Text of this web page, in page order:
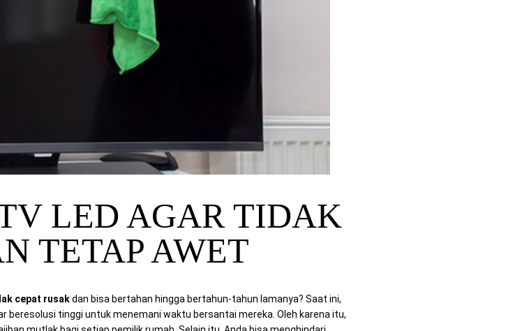
LED AGAR TIDAK
TETAP AWET
cepat rusakdan bisa bertahan hingga bertahun-tahun lamanya? Saat ini,
beresolusi tinggi untuk menemani waktu bersantai mereka. Oleh karena itu,